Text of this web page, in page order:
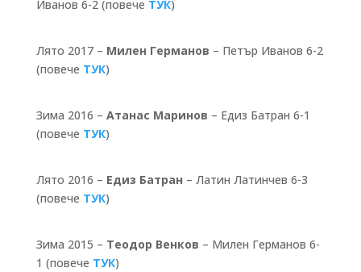
Иванов 6-2 (повече ТУК)
Лято 2017 – Милен Германов – Петър Иванов 6-2
(повече ТУК)
Зима 2016 – Атанас Маринов – Едиз Батран 6-1
(повече ТУК)
Лято 2016 – Едиз Батран – Латин Латинчев 6-3
(повече ТУК)
Зима 2015 – Теодор Венков – Милен Германов 6-
1 (повече ТУК)